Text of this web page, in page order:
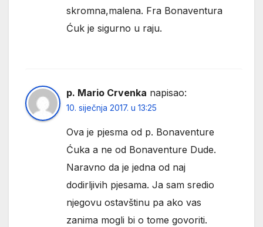
skromna,malena. Fra Bonaventura
Ćuk je sigurno u raju.
p. Mario Crvenka napisao:
10. siječnja 2017. u 13:25
Ova je pjesma od p. Bonaventure
Ćuka a ne od Bonaventure Dude.
Naravno da je jedna od naj
dodirljivih pjesama. Ja sam sredio
njegovu ostavštinu pa ako vas
zanima mogli bi o tome govoriti.